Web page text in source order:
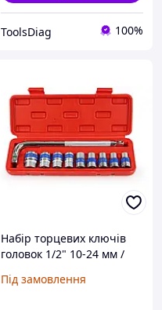
ToolsDiag 100%
Набір торцевих ключів
головок 1/2" 10-24 мм /
M58201
Під замовлення